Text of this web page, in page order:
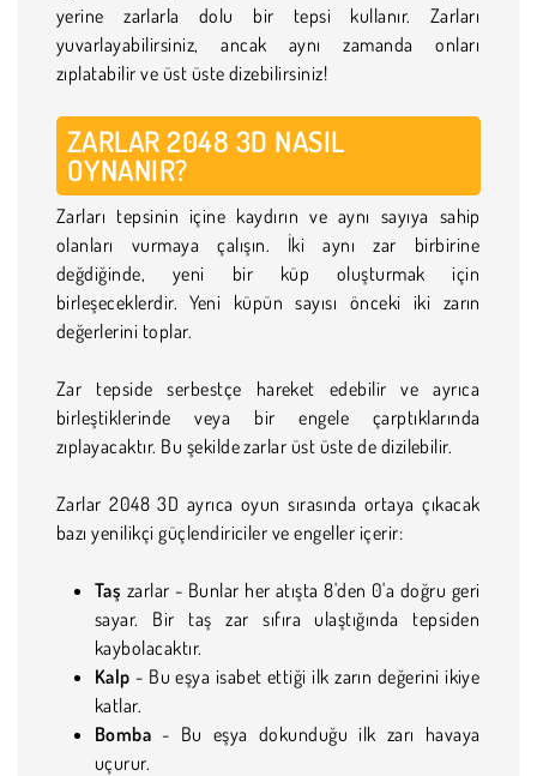
yerine zarlarla dolu bir tepsi kullanır. Zarları
yuvarlayabilirsiniz, ancak aynı zamanda onları
zıplatabilir ve üst üste dizebilirsiniz!
ZARLAR 2048 3D NASIL
OYNANIR?
Zarları tepsinin içine kaydırın ve aynı sayıya sahip
olanları vurmaya çalışın. İki aynı zar birbirine
değdiğinde, yeni bir küp oluşturmak için
birleşeceklerdir. Yeni küpün sayısı önceki iki zarın
değerlerini toplar.
Zar tepside serbestçe hareket edebilir ve ayrıca
birleştiklerinde veya bir engele çarptıklarında
zıplayacaktır. Bu şekilde zarlar üst üste de dizilebilir.
Zarlar 2048 3D ayrıca oyun sırasında ortaya çıkacak
bazı yenilikçi güçlendiriciler ve engeller içerir:
Taş zarlar - Bunlar her atışta 8'den 0'a doğru geri
sayar. Bir taş zar sıfıra ulaştığında tepsiden
kaybolacaktır.
Kalp - Bu eşya isabet ettiği ilk zarın değerini ikiye
katlar.
Bomba - Bu eşya dokunduğu ilk zarı havaya
uçurur.